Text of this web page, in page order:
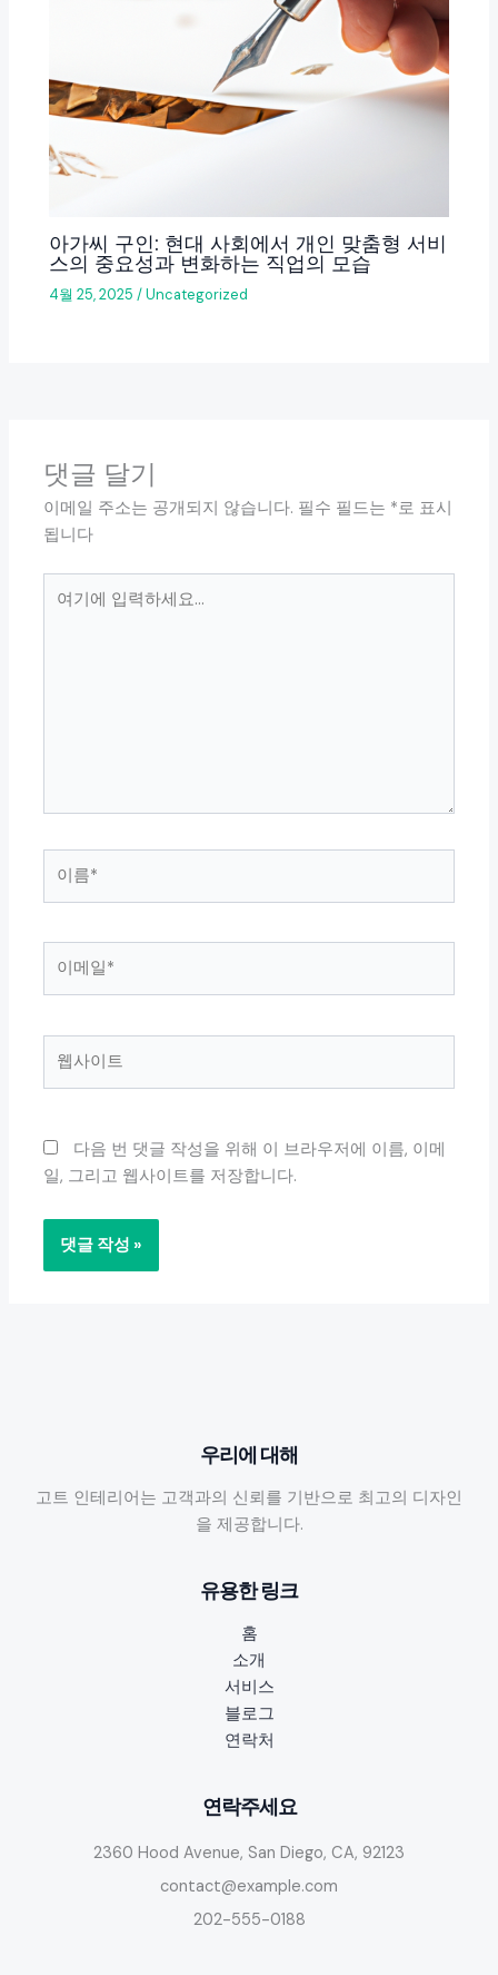
아가씨 구인: 현대 사회에서 개인 맞춤형 서비
스의 중요성과 변화하는 직업의 모습
4월 25, 2025/Uncategorized
댓글 달기
이메일 주소는 공개되지 않습니다. 필수 필드는 *로 표시
됩니다
*
다음 번 댓글 작성을 위해 이 브라우저에 이름, 이메
일, 그리고 웹사이트를 저장합니다.
우리에 대해
고트 인테리어는 고객과의 신뢰를 기반으로 최고의 디자인
을 제공합니다.
유용한 링크
홈
소개
서비스
블로그
연락처
연락주세요
2360 Hood Avenue, San Diego, CA, 92123
contact@example.com
202-555-0188